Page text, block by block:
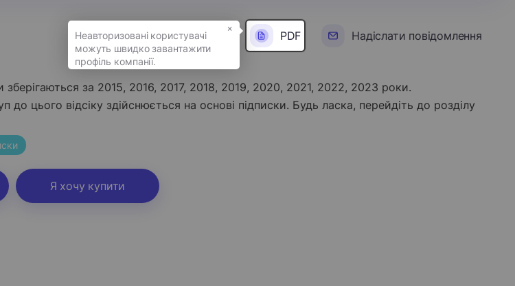
PDF Надіслати повідомлення
зберігаються за 2015, 2016, 2017, 2018, 2019, 2020, 2021, 2022, 2023 роки.
до цього відсіку здійснюється на основі підписки. Будь ласка, перейдіть до розділу
Я хочу купити
×